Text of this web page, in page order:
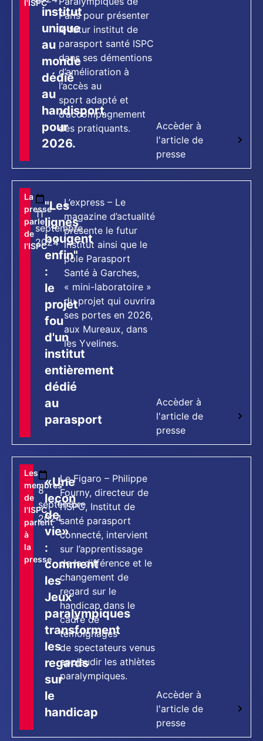
l'ISPC
institut
unique
au
monde
dédié
au
handisport
pour
2026.
Paris pour présenter
le futur institut de
parasport santé ISPC
dans ses démentions
d’amélioration à
l’accès au
sport adapté et
d’accompagnement
des pratiquants.
Accèder à
l'article de
presse
La
presse
parle
de
l'ISPC
11
septembre
2024
"Les
lignes
bougent
enfin"
:
le
projet
fou
d'un
institut
entièrement
dédié
au
parasport
L’express – Le
magazine d’actualité
présente le futur
institut ainsi que le
pôle Parasport
Santé à Garches,
« mini-laboratoire »
du projet qui ouvrira
ses portes en 2026,
aux Mureaux, dans
les Yvelines.
Accèder à
l'article de
presse
Les
membres
de
l'ISPC
parlent
à
la
presse
8
septembre
2024
«Une
leçon
de
vie»
:
comment
les
Jeux
paralympiques
transforment
les
regards
sur
le
handicap
Le Figaro – Philippe
Fourny, directeur de
l’ISPC, Institut de
santé parasport
connecté, intervient
sur l’apprentissage
de la différence et le
changement de
regard sur le
handicap dans le
cadre de
témoignages
de spectateurs venus
applaudir les athlètes
paralympiques.
Accèder à
l'article de
presse